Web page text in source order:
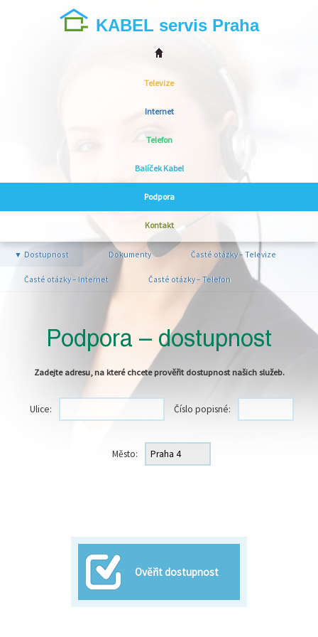
KABEL servis Praha
Televize
Internet
Telefon
Balíček Kabel
Podpora
Kontakt
▼ Dostupnost Dokumenty Časté otázky – Televize
Časté otázky – Internet Časté otázky – Telefon
Podpora – dostupnost
Zadejte adresu, na které chcete prověřit dostupnost našich služeb.
Ulice: Číslo popisné:
Město: